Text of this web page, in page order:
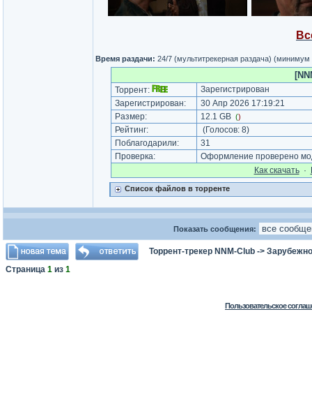
Время раздачи: 24/7 (мультитрекерная раздача)
Торрент:
Зарегистрирован
Зарегистрирован:
30 Апр 2026 17:19:21
Размер:
12.1 GB ()
Рейтинг: (Голосов: 8)
Поблагодарили:
31
Проверка:
Оформление проверено
Как cкачать·
Список файлов в торренте
Показать сообщения:
Торрент-трекер NNM-Club ->
Страница 1 из 1
Пользовательское